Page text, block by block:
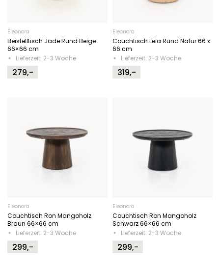
Eleonora
Beistelltisch Jade Rund Beige
66×66 cm
Lieferzeit: 2-3 Woche
279,-
Eleonora
Couchtisch Leia Rund Natur 66 x
66 cm
Lieferzeit: 2-3 Woche
319,-
Eleonora
Couchtisch Ron Mangoholz
Braun 66×66 cm
Lieferzeit: 2-3 Woche
299,-
Eleonora
Couchtisch Ron Mangoholz
Schwarz 66×66 cm
Lieferzeit: 2-3 Woche
299,-